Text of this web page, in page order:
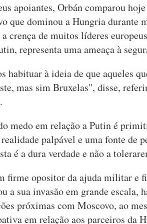
apoiantes, Orbán comparou
que dominou a Hungria durante
crença de muitos líderes
representa uma ameaça à
habituar à ideia de que aqueles
mas sim Bruxelas", disse,
medo em relação a Putin é
palpável e uma fonte de
é a dura verdade e não a
firme opositor da ajuda militar e
a sua invasão em grande escala,
próximas com Moscovo, ao
em relação aos parceiros da